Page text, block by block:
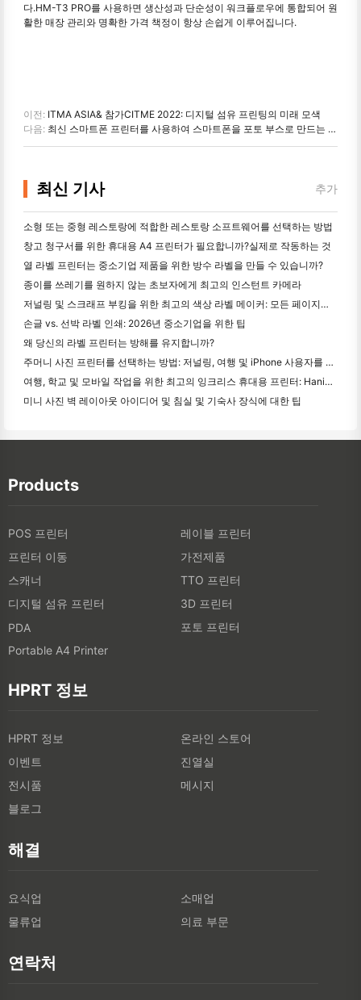
다.HM-T3 PRO를 사용하면 생산성과 단순성이 워크플로우에 통합되어 원
활한 매장 관리와 명확한 가격 책정이 항상 손쉽게 이루어집니다.
이전: ITMA ASIA& 참가CITME 2022: 디지털 섬유 프린팅의 미래 모색
다음: 최신 스마트폰 프린터를 사용하여 스마트폰을 포토 부스로 만드는 방법
최신 기사 추가
소형 또는 중형 레스토랑에 적합한 레스토랑 소프트웨어를 선택하는 방법
창고 청구서를 위한 휴대용 A4 프린터가 필요합니까?실제로 작동하는 것
열 라벨 프린터는 중소기업 제품을 위한 방수 라벨을 만들 수 있습니까?
종이를 쓰레기를 원하지 않는 초보자에게 최고의 인스턴트 카메라
저널링 및 스크래프 부킹을 위한 최고의 색상 라벨 메이커: 모든 페이지에 더 많은 색상을 추가
손글 vs. 선박 라벨 인쇄: 2026년 중소기업을 위한 팁
왜 당신의 라벨 프린터는 방해를 유지합니까?
주머니 사진 프린터를 선택하는 방법: 저널링, 여행 및 iPhone 사용자를 위한 완전한 가이드
여행, 학교 및 모바일 작업을 위한 최고의 잉크리스 휴대용 프린터: Hanin MT620 Pro 리뷰
미니 사진 벽 레이아웃 아이디어 및 침실 및 기숙사 장식에 대한 팁
Products
POS 프린터
레이블 프린터
프린터 이동
가전제품
스캐너
TTO 프린터
디지털 섬유 프린터
3D 프린터
PDA
포토 프린터
Portable A4 Printer
HPRT 정보
HPRT 정보
온라인 스토어
이벤트
진열실
전시품
메시지
블로그
해결
요식업
소매업
물류업
의료 부문
연락처